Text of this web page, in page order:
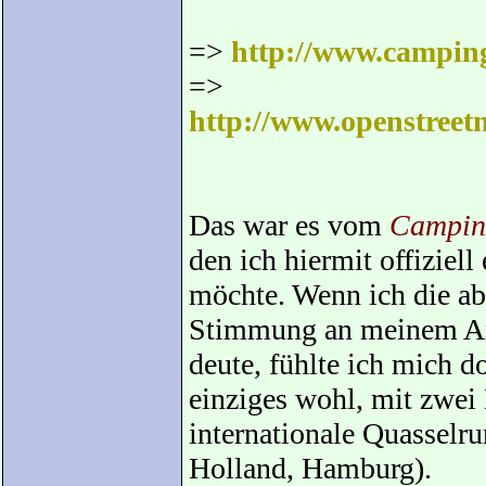
=> http://
=>
http://
Das war es vom
den ich hiermit offiziell
möchte. Wenn ich die
Stimmung an meinem
deute, fühlte ich mich
einziges wohl, mit zwei
internationale
Holland, Hamburg).